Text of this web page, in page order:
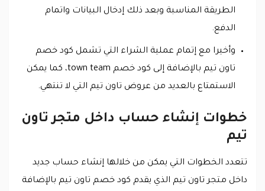
الطريقة المناسبة وبعد ذلك إدخال البيانات واتمام
الدفع.
وأخيرا مع إتمام عملية الشراء التي تشمل كود خصم
تاون تيم بالإضافة إلى كود خصم town team، كما يمكن
الاستمتاع بالعديد من عروض تاون تيم التي لا تنتهي.
خطوات إنشاء حساب داخل متجر تاون
تيم
تتعدد الخطوات التي يمكن من خلالها إنشاء حساب جديد
داخل متجر تاون تيم الذي يقدم كود خصم تاون تيم بالإضافة